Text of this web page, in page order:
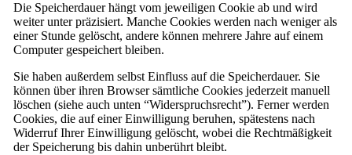
Die Speicherdauer hängt vom jeweiligen Cookie ab und wird
weiter unter präzisiert. Manche Cookies werden nach weniger als
einer Stunde gelöscht, andere können mehrere Jahre auf einem
Computer gespeichert bleiben.
Sie haben außerdem selbst Einfluss auf die Speicherdauer. Sie
können über ihren Browser sämtliche Cookies jederzeit manuell
löschen (siehe auch unten “Widerspruchsrecht”). Ferner werden
Cookies, die auf einer Einwilligung beruhen, spätestens nach
Widerruf Ihrer Einwilligung gelöscht, wobei die Rechtmäßigkeit
der Speicherung bis dahin unberührt bleibt.